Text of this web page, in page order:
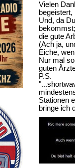
Vielen
Und, da
die gute
(Ach ja,
Eiche,
Nur mal
guten
P.S.
Stationen
bringe ich